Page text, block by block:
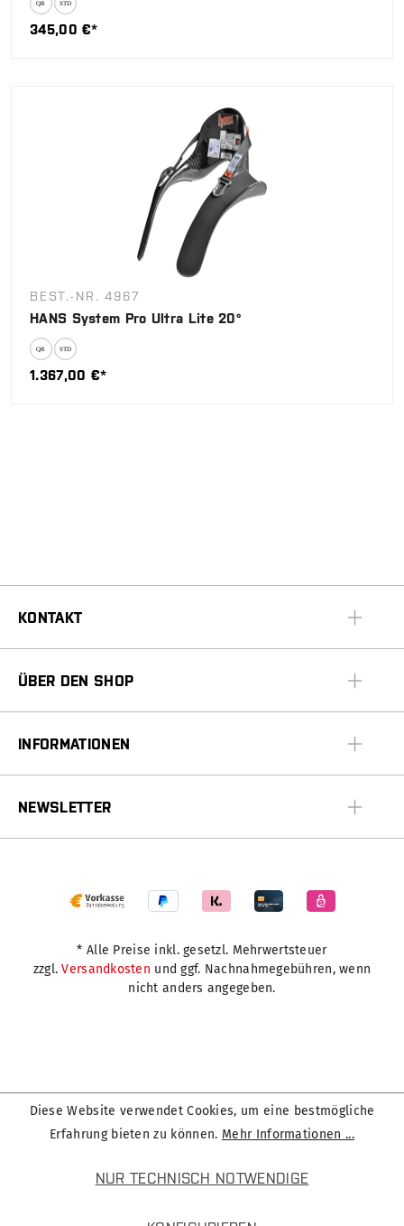
345,00 €*
BEST.-NR. 4967
HANS System Pro Ultra Lite 20°
1.367,00 €*
KONTAKT
ÜBER DEN SHOP
INFORMATIONEN
NEWSLETTER
* Alle Preise inkl. gesetzl. Mehrwertsteuer
zzgl.Versandkosten und ggf. Nachnahmegebühren, wenn
nicht anders angegeben.
Diese Website verwendet Cookies, um eine bestmögliche
Erfahrung bieten zu können. Mehr Informationen ...
NUR TECHNISCH NOTWENDIGE